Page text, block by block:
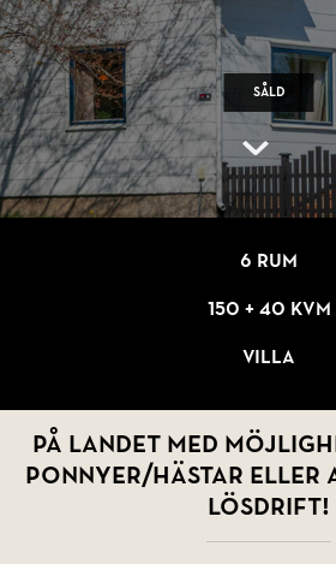
Såld
6 rum
150 + 40 kvm
Villa
På landet med
ponnyer/hästar eller
lösdrift!